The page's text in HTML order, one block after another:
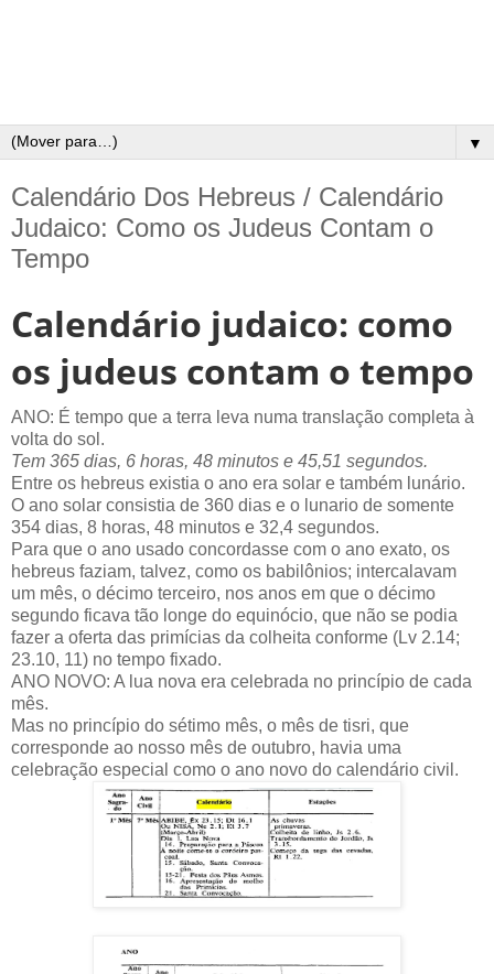
▼
Calendário Dos Hebreus / Calendário
Judaico: Como os Judeus Contam o
Tempo
Calendário judaico: como
os judeus contam o tempo
ANO: É tempo que a terra leva numa translação completa à
volta do sol.
Tem 365 dias, 6 horas, 48 minutos e 45,51 segundos.
Entre os hebreus existia o ano era solar e também lunário.
O ano solar consistia de 360 dias e o lunario de somente
354 dias, 8 horas, 48 minutos e 32,4 segundos.
Para que o ano usado concordasse com o ano exato, os
hebreus faziam, talvez, como os babilônios; intercalavam
um mês, o décimo terceiro, nos anos em que o décimo
segundo ficava tão longe do equinócio, que não se podia
fazer a oferta das primícias da colheita conforme (Lv 2.14;
23.10, 11) no tempo fixado.
ANO NOVO: A lua nova era celebrada no princípio de cada
mês.
Mas no princípio do sétimo mês, o mês de tisri, que
corresponde ao nosso mês de outubro, havia uma
celebração especial como o ano novo do calendário civil.